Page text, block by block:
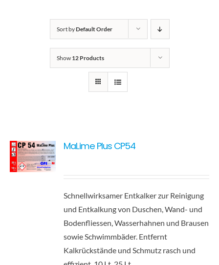
Sort byDefault Order
Show 12 Products
MaLime Plus CP54
Schnellwirksamer Entkalker zur Reinigung
und Entkalkung von Duschen, Wand- und
Bodenfliessen, Wasserhahnen und Brausen
sowie Schwimmbäder. Entfernt
Kalkrückstände und Schmutz rasch und